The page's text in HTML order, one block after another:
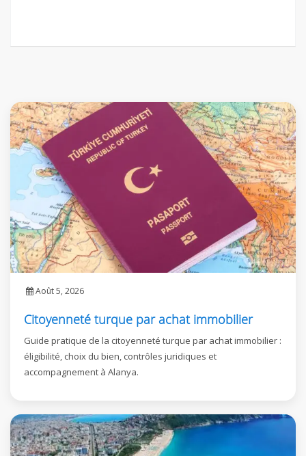
Août 5, 2026
Citoyenneté turque par achat immobilier
Guide pratique de la citoyenneté turque par achat immobilier :
éligibilité, choix du bien, contrôles juridiques et
accompagnement à Alanya.